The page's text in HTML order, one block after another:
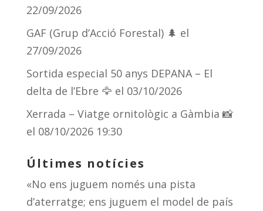
22/09/2026
GAF (Grup d’Acció Forestal) 🌲 el
27/09/2026
Sortida especial 50 anys DEPANA – El
delta de l’Ebre 🦅 el 03/10/2026
Xerrada – Viatge ornitològic a Gàmbia 📸
el 08/10/2026 19:30
Últimes notícies
«No ens juguem només una pista
d’aterratge; ens juguem el model de país